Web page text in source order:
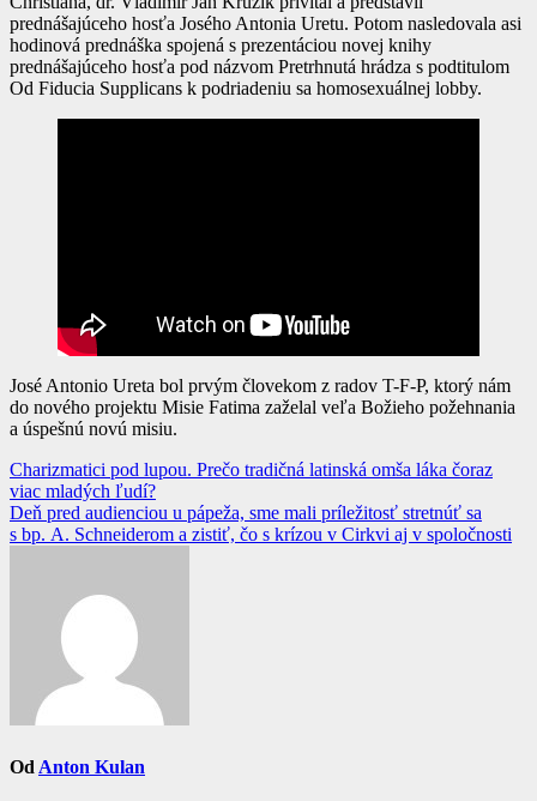
prednášajúceho hosťa Josého Antonia Uretu. Potom nasledovala asi
hodinová prednáška spojená s prezentáciou novej knihy
prednášajúceho hosťa pod názvom Pretrhnutá hrádza s podtitulom
Od Fiducia Supplicans k podriadeniu sa homosexuálnej lobby.
José Antonio Ureta bol prvým človekom z radov T-F-P, ktorý nám
do nového projektu Misie Fatima zaželal veľa Božieho požehnania
a úspešnú novú misiu.
Navigácia
v
článku
Charizmatici pod lupou. Prečo tradičná latinská omša láka čoraz
viac mladých ľudí?
Deň pred audienciou u pápeža, sme mali príležitosť stretnúť sa
s bp. A. Schneiderom a zistiť, čo s krízou v Cirkvi aj v spoločnosti
Od Anton Kulan